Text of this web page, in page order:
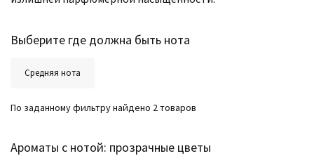
Выберите где должна быть нота
Средняя нота
Ароматы с нотой: прозрачные цветы
По заданному фильтру найдено 2 товаров